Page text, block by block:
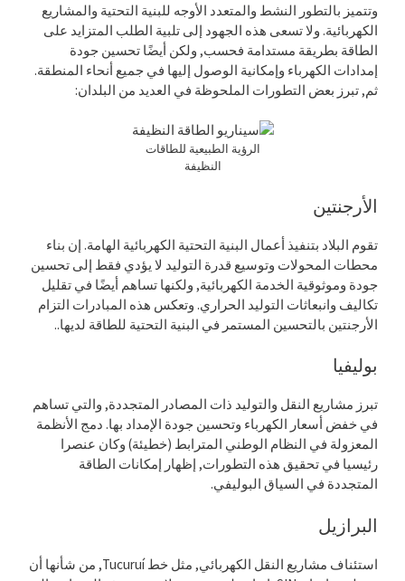
وتتميز بالتطور النشط والمتعدد الأوجه للبنية التحتية والمشاريع
الكهربائية. ولا تسعى هذه الجهود إلى تلبية الطلب المتزايد على
الطاقة بطريقة مستدامة فحسب, ولكن أيضًا تحسين جودة
إمدادات الكهرباء وإمكانية الوصول إليها في جميع أنحاء المنطقة.
ثم, تبرز بعض التطورات الملحوظة في العديد من البلدان:
الرؤية الطبيعية للطاقات
النظيفة
الأرجنتين
تقوم البلاد بتنفيذ أعمال البنية التحتية الكهربائية الهامة. إن بناء
محطات المحولات وتوسيع قدرة التوليد لا يؤدي فقط إلى تحسين
جودة وموثوقية الخدمة الكهربائية, ولكنها تساهم أيضًا في تقليل
تكاليف وانبعاثات التوليد الحراري. وتعكس هذه المبادرات التزام
الأرجنتين بالتحسين المستمر في البنية التحتية للطاقة لديها..
بوليفيا
تبرز مشاريع النقل والتوليد ذات المصادر المتجددة, والتي تساهم
في خفض أسعار الكهرباء وتحسين جودة الإمداد بها. دمج الأنظمة
المعزولة في النظام الوطني المترابط (خطيئة) وكان عنصرا
رئيسيا في تحقيق هذه التطورات, إظهار إمكانات الطاقة
المتجددة في السياق البوليفي.
البرازيل
استئناف مشاريع النقل الكهربائي, مثل خط Tucuruí, من شأنها أن